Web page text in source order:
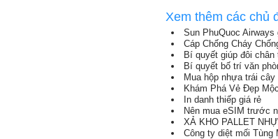
Xem thêm các chủ
Sun PhuQuoc
Cáp Chống Cháy
Bí quyết giúp đôi
Bí quyết bố trí văn
Mua hộp nhựa trái
Khám Phá Vẻ Đẹp
In danh thiếp giá rẻ
Nên mua eSIM trước
XẢ KHO PALLET
Công ty diệt mối Tùng